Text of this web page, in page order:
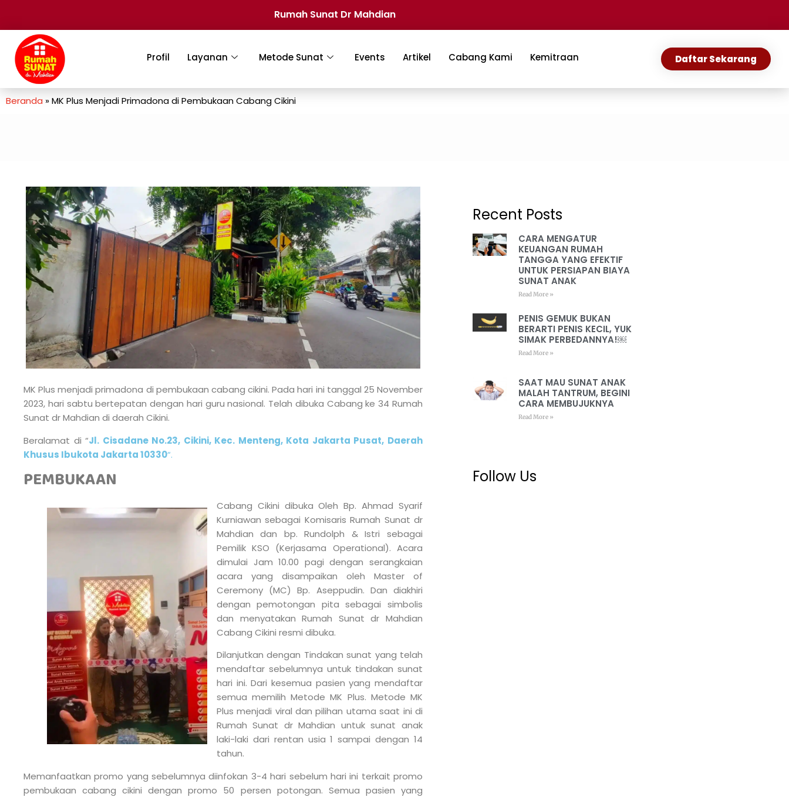
Rumah Sunat Dr Mahdian
Profil Layanan Metode Sunat Events Artikel Cabang Kami Kemitraan Daftar Sekarang
Beranda »MK Plus Menjadi Primadona di Pembukaan Cabang Cikini
MK Plus menjadi primadona di pembukaan cabang cikini. Pada hari ini tanggal 25 November
2023, hari sabtu bertepatan dengan hari guru nasional. Telah dibuka Cabang ke 34 Rumah
Sunat dr Mahdian di daerah Cikini.
Beralamat di “Jl. Cisadane No.23, Cikini, Kec. Menteng, Kota Jakarta Pusat, Daerah
Khusus Ibukota Jakarta 10330“.
PEMBUKAAN
Cabang Cikini dibuka Oleh Bp. Ahmad Syarif
Kurniawan sebagai Komisaris Rumah Sunat dr
Mahdian dan bp. Rundolph & Istri sebagai
Pemilik KSO (Kerjasama Operational). Acara
dimulai Jam 10.00 pagi dengan serangkaian
acara yang disampaikan oleh Master of
Ceremony (MC) Bp. Aseppudin. Dan diakhiri
dengan pemotongan pita sebagai simbolis
dan menyatakan Rumah Sunat dr Mahdian
Cabang Cikini resmi dibuka.
Dilanjutkan dengan Tindakan sunat yang telah
mendaftar sebelumnya untuk tindakan sunat
hari ini. Dari kesemua pasien yang mendaftar
semua memilih Metode MK Plus. Metode MK
Plus menjadi viral dan pilihan utama saat ini di
Rumah Sunat dr Mahdian untuk sunat anak
laki-laki dari rentan usia 1 sampai dengan 14
tahun.
Memanfaatkan promo yang sebelumnya diinfokan 3-4 hari sebelum hari ini terkait promo
pembukaan cabang cikini dengan promo 50 persen potongan. Semua pasien yang
Recent Posts
CARA MENGATUR
KEUANGAN RUMAH
TANGGA YANG EFEKTIF
UNTUK PERSIAPAN BIAYA
SUNAT ANAK
Read More »
PENIS GEMUK BUKAN
BERARTI PENIS KECIL, YUK
SIMAK PERBEDANNYA!￼
Read More »
SAAT MAU SUNAT ANAK
MALAH TANTRUM, BEGINI
CARA MEMBUJUKNYA
Read More »
Follow Us